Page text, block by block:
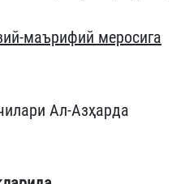
маърифий меросига
Ал-Азҳарда